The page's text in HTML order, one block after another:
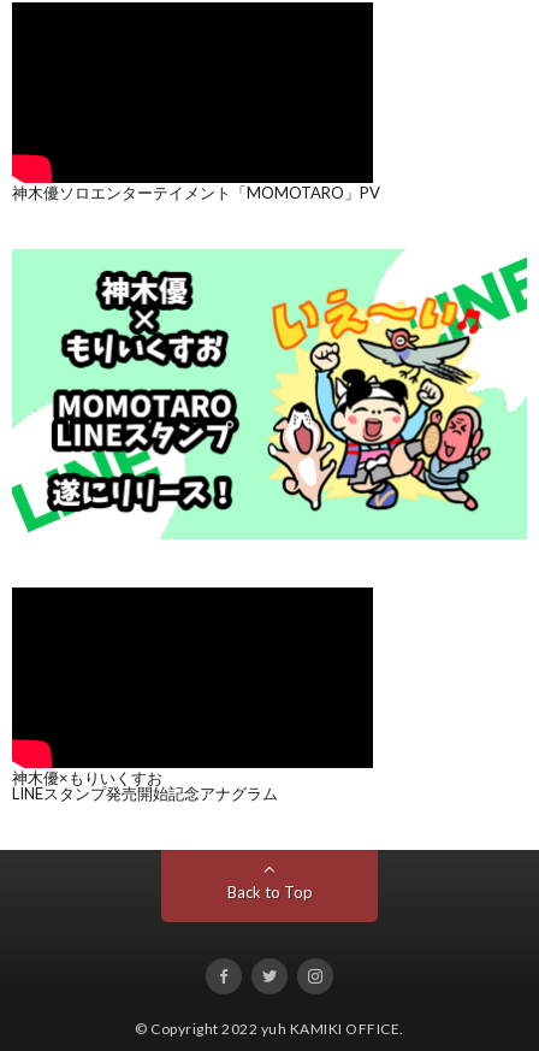
神木優ソロエンターテイメント「MOMOTARO」PV
神木優×もりいくすお
LINEスタンプ発売開始記念アナグラム
Back to Top
© Copyright 2022 yuh KAMIKI OFFICE